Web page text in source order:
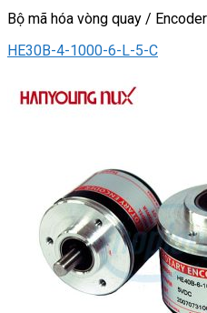
Bộ mã hóa vòng quay / Encoder
HE30B-4-1000-6-L-5-C